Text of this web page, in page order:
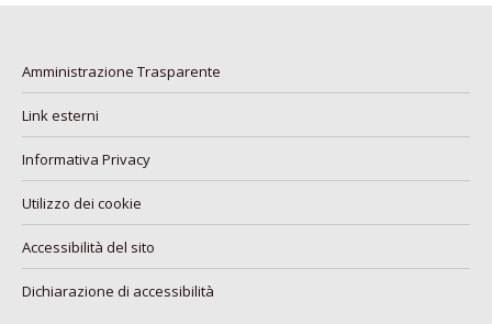
Amministrazione Trasparente
Link esterni
Informativa Privacy
Utilizzo dei cookie
Accessibilità del sito
Dichiarazione di accessibilità